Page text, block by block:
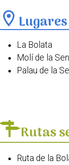
location_on
La Bolata
Molí de la
Palau de la
Rutas
Ruta de la